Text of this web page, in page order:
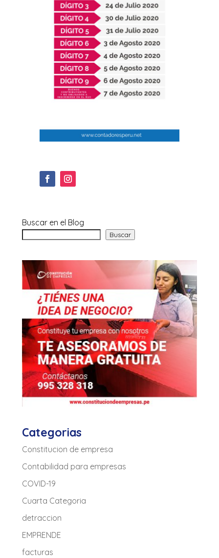
Buscar en el Blog
Buscar
Categorias
Constitucion de empresa
Contabilidad para empresas
COVID-19
Cuarta Categoria
detraccion
EMPRENDE
facturas